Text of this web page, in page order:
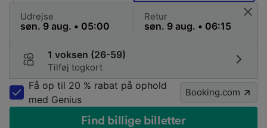
Udrejse Retur
1 voksen (26-59)
Tilføj togkort
Få op til 20 % rabat på ophold
med Genius
Booking.com
Find billige billetter